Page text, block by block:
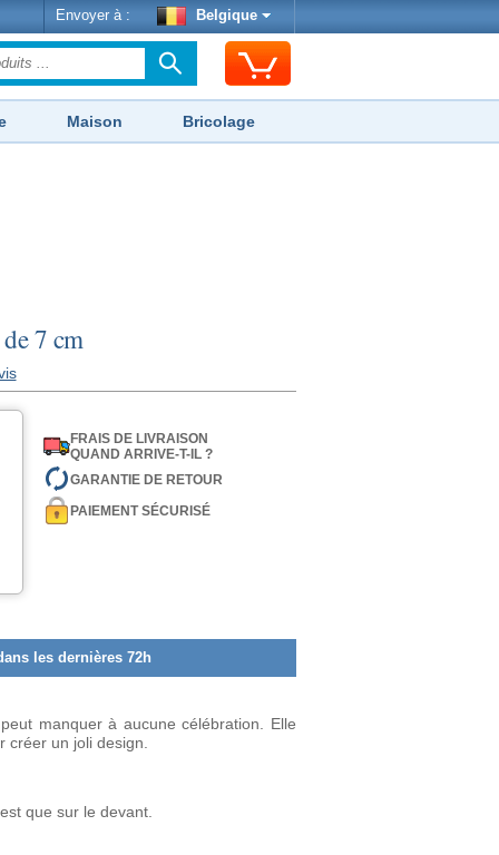
Envoyer à : Belgique
Maison Bricolage
7 cm
FRAIS DE LIVRAISON
QUAND ARRIVE-T-IL ?
GARANTIE DE RETOUR
PAIEMENT SÉCURISÉ
les dernières 72h
manquer à aucune célébration. Elle
créer un joli design.
que sur le devant.